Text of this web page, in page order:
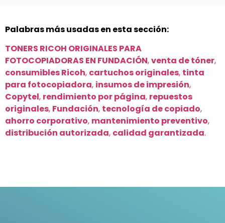
Palabras más usadas en esta sección:
TONERS RICOH ORIGINALES PARA
FOTOCOPIADORAS EN FUNDACIÓN,venta de tóner,
consumibles Ricoh, cartuchos originales, tinta
para fotocopiadora, insumos de impresión,
Copytel, rendimiento por página, repuestos
originales, Fundación, tecnología de copiado,
ahorro corporativo, mantenimiento preventivo,
distribución autorizada, calidad garantizada.